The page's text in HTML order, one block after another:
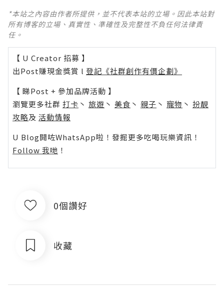
*本站之內容由作者所提供，並不代表本站的立場。因此本站對
所有博客的立場、真實性、準確性及完整性不負任何法律責
任。
【 U Creator 招募 】
出Post賺現金獎賞 l 登記《社群創作有價企劃》
【 睇Post + 參加品牌活動 】
瀏覽更多社群 打卡 丶 旅遊 丶 美食 丶 親子 丶 寵物 丶 扮靚
攻略及 活動情報
U Blog開咗WhatsApp啦！發掘更多吃喝玩樂資訊！
Follow 我哋 ！
0個讚好
收藏